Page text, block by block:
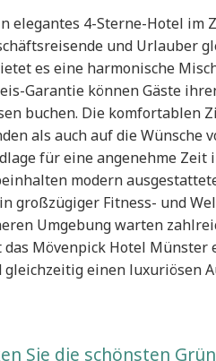
elegantes 4-Sterne-Hotel im
und Urlauber
es eine harmonische
Garantie können Gäste
buchen. Die komfortablen
als auch auf die Wünsche
für eine angenehme Zeit
modern
großzügiger Fitness- und
Umgebung warten
das Mövenpick Hotel
gleichzeitig einen luxuriösen
Sie die schönsten